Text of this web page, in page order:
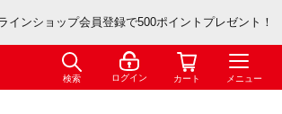
インショップ会員登録で500ポイントプレゼント！
検索 ログイン カート メニュー